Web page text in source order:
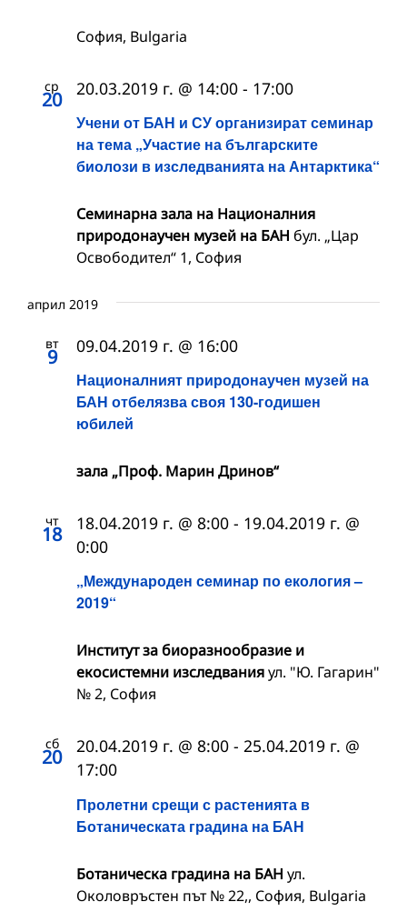
София, Bulgaria
ср
20
Учени от БАН и СУ организират семинар
на тема „Участие на българските
биолози в изследванията на Антарктика“
20.03.2019 г. @ 14:00 - 17:00
Семинарна зала на Националния
природонаучен музей на БАН бул. „Цар
Освободител“ 1, София
април 2019
вт
9
Националният природонаучен музей на
БАН отбелязва своя 130-годишен
юбилей
09.04.2019 г. @ 16:00
зала „Проф. Марин Дринов“
чт
18
„Международен семинар по екология –
2019“
18.04.2019 г. @ 8:00 - 19.04.2019 г. @
0:00
Институт за биоразнообразие и
екосистемни изследванияул. "Ю. Гагарин"
№ 2, София
сб
20
Пролетни срещи с растенията в
Ботаническата градина на БАН
20.04.2019 г. @ 8:00 - 25.04.2019 г. @
17:00
Ботаническа градина на БАН ул.
Околовръстен път № 22,, София, Bulgaria